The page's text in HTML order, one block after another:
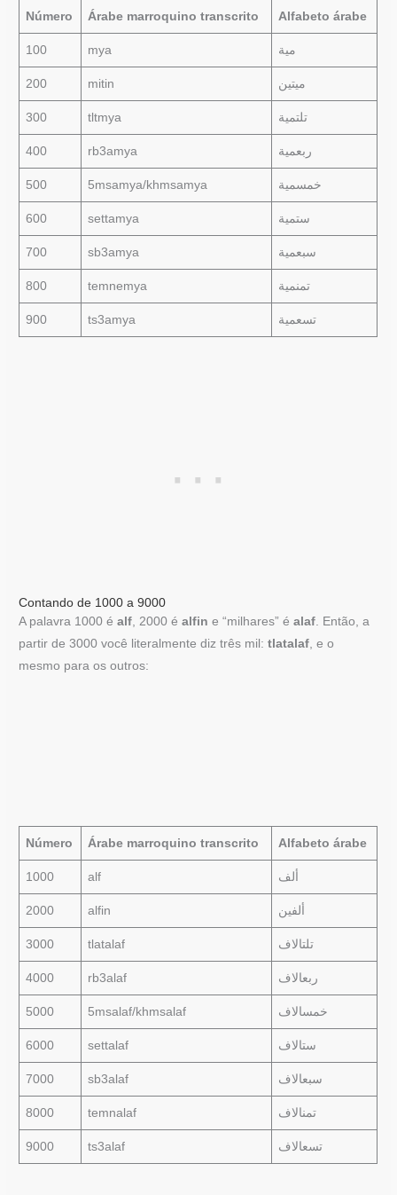
Número Árabe marroquino transcrito Alfabeto árabe
100 mya مية
200 mitin ميتين
300 tltmya تلتمية
400 rb3amya ربعمية
500 5msamya/khmsamya خمسمية
600 settamya ستمية
700 sb3amya سبعمية
800 temnemya تمنمية
900 ts3amya تسعمية
Contando de 1000 a 9000
A palavra 1000 éalf , 2000 éalfin e “milhares” éalaf . Então, a
partir de 3000 você literalmente diz três mil:tlatalaf , e o
mesmo para os outros:
Número Árabe marroquino transcrito Alfabeto árabe
1000 alf ألف
2000 alfin ألفين
3000 tlatalaf تلتالاف
4000 rb3alaf ربعالاف
5000 5msalaf/khmsalaf خمسالاف
6000 settalaf ستالاف
7000 sb3alaf سبعالاف
8000 temnalaf تمنالاف
9000 ts3alaf تسعالاف